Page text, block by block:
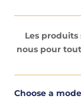
Les produits
nous pour
Choose a
A